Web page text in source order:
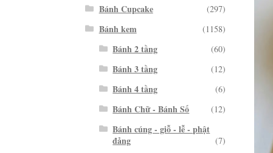
Bánh Cupcake (297)
Bánh kem (1158)
Bánh 2 tầng (60)
Bánh 3 tầng (12)
Bánh 4 tầng (6)
Bánh Chữ - Bánh Số (12)
Bánh cúng - giỗ - lễ - phật
đảng
(7)